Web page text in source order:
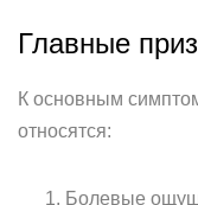
Главные
К основным
относятся:
Болевые